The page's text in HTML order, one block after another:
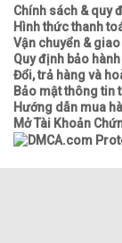
Chính sách & quy
Hình thức thanh
Vận chuyển &
Quy định bảo
Đổi, trả hàng và
Bảo mật thông tin
Hướng dẫn mua
Mở Tài Khoản